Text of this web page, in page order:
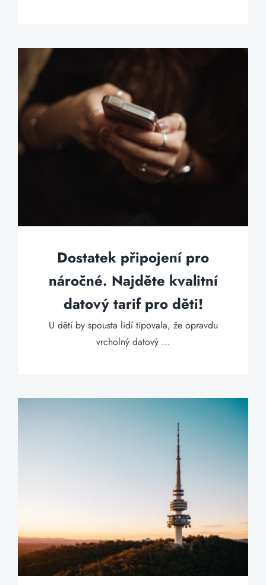
Dostatek připojení pro
náročné. Najděte kvalitní
datový tarif pro děti!
U dětí by spousta lidí tipovala, že opravdu
vrcholný datový ...